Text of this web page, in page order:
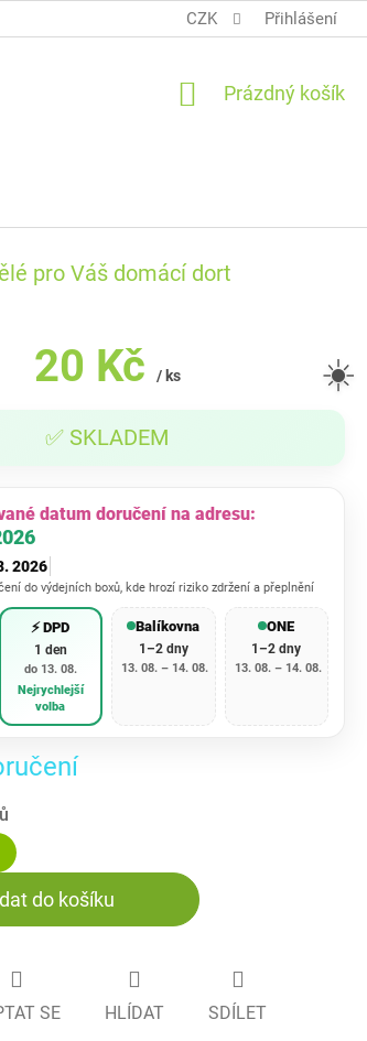
BALÍK OBCHODNÍ PODMÍNKY TERUNKY
CZK Přihlášení
NÁKUPNÍ
Prázdný košík
pro Váš domácí dort
20 Kč / ks
Měrná
✅ SKLADEM
☀️
datum doručení na adresu:
2026
do výdejních boxů, kde hrozí riziko zdržení a přeplnění
⚡ DPD
1 den
do 13. 08.
Nejrychlejší
volba
Balíkovna
1–2 dny
13. 08. – 14. 08.
ONE
1–2 dny
13. 08. – 14. 08.
do košíku
SE HLÍDAT SDÍLET